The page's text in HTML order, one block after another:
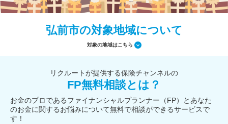
弘前市の対象地域について
対象の地域はこちら
リクルートが提供する保険チャンネルの
FP無料相談とは？
お金のプロであるファイナンシャルプランナー（FP）とあなた
のお金に関するお悩みについて無料で相談ができるサービスで
す！